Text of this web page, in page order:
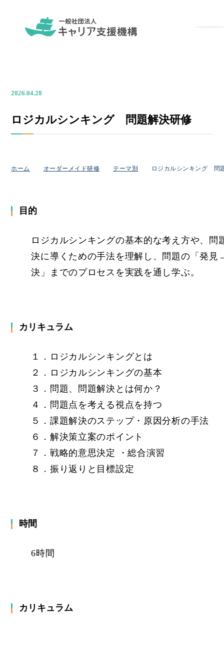
メ
2026.04.28
ロジカルシンキング 問題解決研修
ホーム オーダーメイド研修 テーマ別 ロジカルシンキング 問
目的
ロジカルシンキングの基本的な考え方や、問
決に導くための手法を理解し、問題の「発
決」までのプロセスを実践を通し学ぶ。
カリキュラム
１．ロジカルシンキングとは
２．ロジカルシンキングの基本
３．問題、問題解決とは何か？
４．問題点を考える視点を持つ
５．課題解決のステップ・原因分析の手法
６．解決策立案のポイント
７．戦略的意思決定 ・総合演習
８．振り返りと目標設定
時間
6時間
カリキュラム